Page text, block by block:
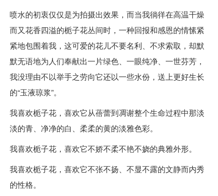
喷水的初衷仅仅是为拍摄出效果，而当我徜徉在高温干燥
而又花香四溢的栀子花丛间时，一种回报和感恩的情愫紧
紧地包围着我，这可爱的花儿不要名利、不求索取，却默
默无语地为人们奉献出一片绿色、一眼纯净、一世芬芳，
我没理由不以举手之劳向它还以一些水份，送上更好生长
的“玉液琼浆”。
我喜欢栀子花，喜欢它从蓓蕾到凋谢整个生命过程中那淡
淡的青、净净的白、柔柔的黄的淡雅色彩。
我喜欢栀子花，喜欢它不娇不柔不艳不娆的典雅外形。
我喜欢栀子花，喜欢它不张不扬、不显不露的文静而内秀
的性格。